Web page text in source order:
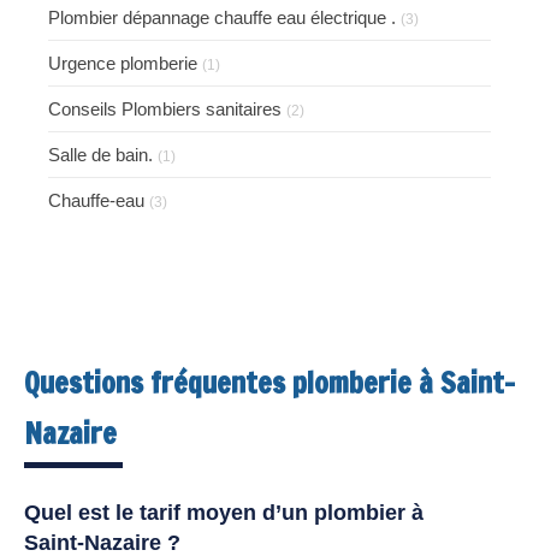
Plombier dépannage chauffe eau électrique . (3)
Urgence plomberie (1)
Conseils Plombiers sanitaires (2)
Salle de bain. (1)
Chauffe-eau (3)
Questions fréquentes plomberie à Saint-
Nazaire
Quel est le tarif moyen d’un plombier à
Saint-Nazaire ?